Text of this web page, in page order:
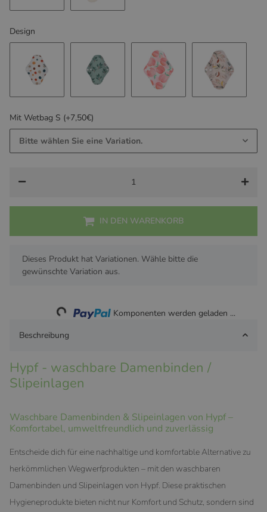
Design
Mit Wetbag S (+7,50€)
Bitte wählen Sie eine Variation.
IN DEN WARENKORB
x
Dieses Produkt hat Variationen. Wähle bitte die
gewünschte Variation aus.
Loading...
Komponenten werden geladen ...
Beschreibung
Hypf - waschbare Damenbinden /
Slipeinlagen
Waschbare Damenbinden & Slipeinlagen von Hypf –
Komfortabel, umweltfreundlich und zuverlässig
Entscheide dich für eine nachhaltige und komfortable Alternative zu
herkömmlichen Wegwerfprodukten – mit den waschbaren
Damenbinden und Slipeinlagen von Hypf. Diese praktischen
Hygieneprodukte bieten nicht nur Komfort und Schutz, sondern sind